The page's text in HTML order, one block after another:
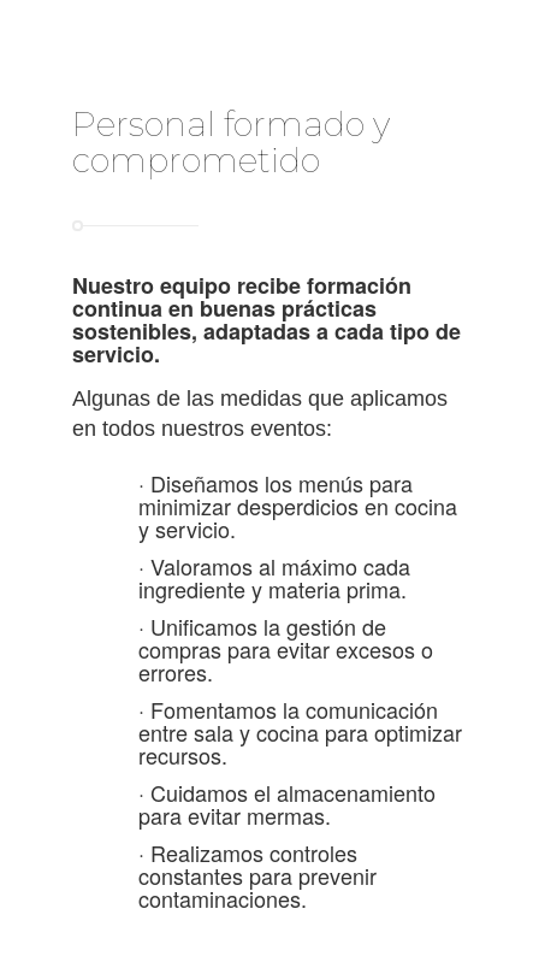
Personal formado y
comprometido
Nuestro equipo recibe formación
continua en buenas prácticas
sostenibles, adaptadas a cada tipo de
servicio.
Algunas de las medidas que aplicamos
en todos nuestros eventos:
· Diseñamos los menús para
minimizar desperdicios en cocina
y servicio.
· Valoramos al máximo cada
ingrediente y materia prima.
· Unificamos la gestión de
compras para evitar excesos o
errores.
· Fomentamos la comunicación
entre sala y cocina para optimizar
recursos.
· Cuidamos el almacenamiento
para evitar mermas.
· Realizamos controles
constantes para prevenir
contaminaciones.